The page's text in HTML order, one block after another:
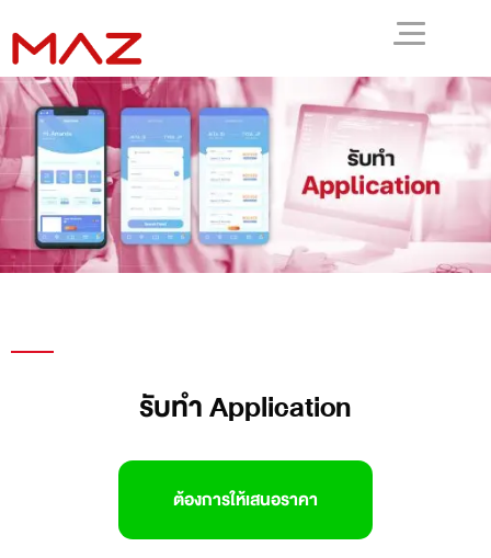
รับทำ Application
ต้องการให้เสนอราคา